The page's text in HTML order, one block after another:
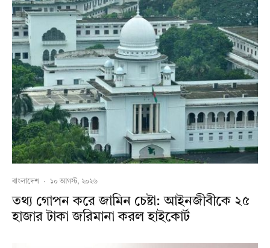
বাংলাদেশ · ১০ আগস্ট, ২০২৬
তথ্য গোপন করে জামিন চেষ্টা: আইনজীবীকে ২৫
হাজার টাকা জরিমানা করল হাইকোর্ট